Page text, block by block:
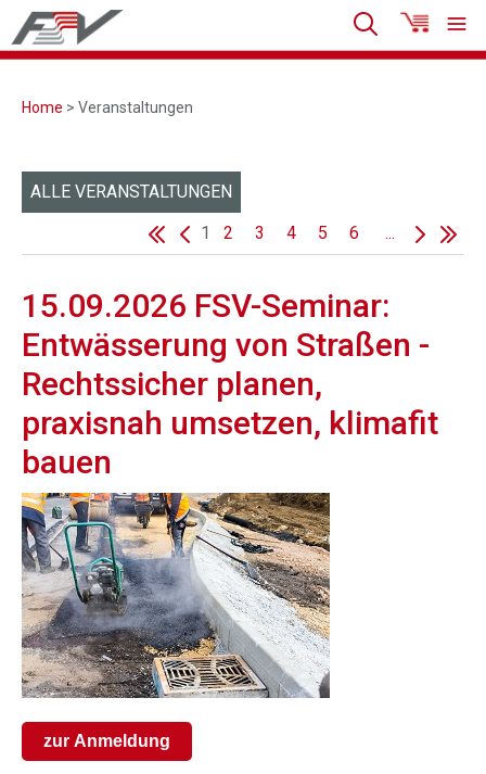
Home > Veranstaltungen
ALLE VERANSTALTUNGEN
1
2 3 4 5 6 ...
15.09.2026 FSV-Seminar:
Entwässerung von Straßen -
Rechtssicher planen,
praxisnah umsetzen, klimafit
bauen
zur Anmeldung